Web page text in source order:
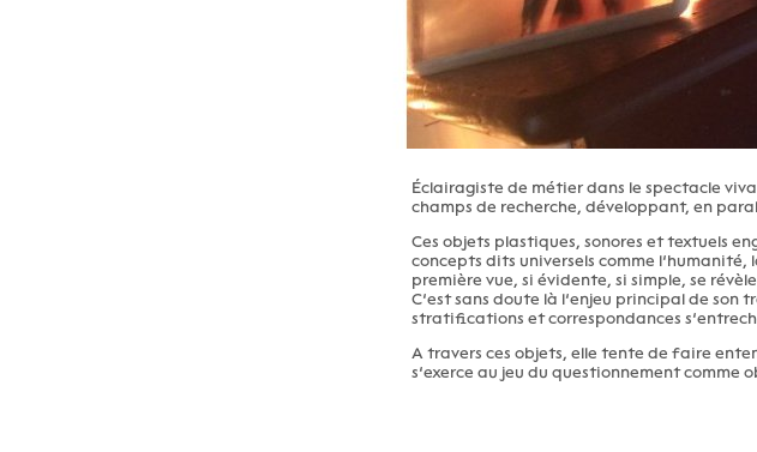
Éclairagiste de métier dans le spectacle
champs de recherche, développant, en
Ces objets plastiques, sonores et textuels
concepts dits universels comme
première vue, si évidente, si simple, se
C’est sans doute là l’enjeu principal de
stratifications et correspondances
A travers ces objets, elle tente de faire
s’exerce au jeu du questionnement comme